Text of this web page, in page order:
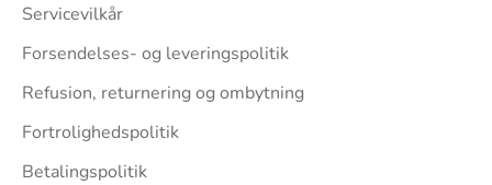
Servicevilkår
Forsendelses- og leveringspolitik
Refusion, returnering og ombytning
Fortrolighedspolitik
Betalingspolitik